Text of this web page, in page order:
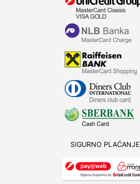
SIGURNO PLAĆANJE